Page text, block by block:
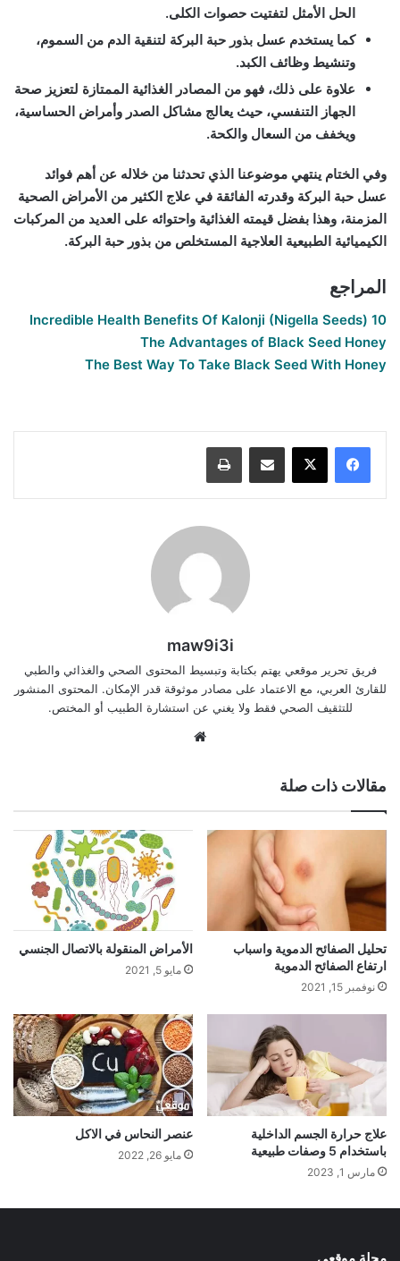
الحل الأمثل لتفتيت حصوات الكلى.
كما يستخدم عسل بذور حبة البركة لتنقية الدم من السموم،
وتنشيط وظائف الكبد.
علاوة على ذلك، فهو من المصادر الغذائية الممتازة لتعزيز صحة
الجهاز التنفسي، حيث يعالج مشاكل الصدر وأمراض الحساسية،
ويخفف من السعال والكحة.
وفي الختام ينتهي موضوعنا الذي تحدثنا من خلاله عن أهم فوائد
عسل حبة البركة وقدرته الفائقة في علاج الكثير من الأمراض الصحية
المزمنة، وهذا بفضل قيمته الغذائية واحتوائه على العديد من المركبات
الكيميائية الطبيعية العلاجية المستخلص من بذور حبة البركة.
المراجع
10 Incredible Health Benefits Of Kalonji (Nigella Seeds)
The Advantages of Black Seed Honey
The Best Way To Take Black Seed With Honey
مشاركة عبر البريد طباعة
maw9i3i
فريق تحرير موقعي يهتم بكتابة وتبسيط المحتوى الصحي والغذائي والطبي
للقارئ العربي، مع الاعتماد على مصادر موثوقة قدر الإمكان. المحتوى المنشور
للتثقيف الصحي فقط ولا يغني عن استشارة الطبيب أو المختص.
مقالات ذات صلة
تحليل الصفائح الدموية واسباب
ارتفاع الصفائح الدموية
نوفمبر 15, 2021
الأمراض المنقولة بالاتصال الجنسي
مايو 5, 2021
علاج حرارة الجسم الداخلية
باستخدام 5 وصفات طبيعية
مارس 1, 2023
عنصر النحاس في الاكل
مايو 26, 2022